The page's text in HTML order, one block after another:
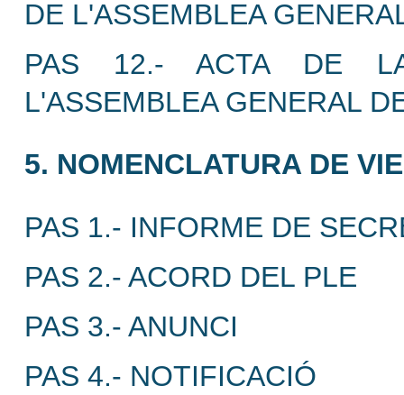
DE L'ASSEMBLEA
PAS 12.- ACTA DE
L'ASSEMBLEA GENERAL
5. NOMENCLATURA DE
PAS 1.- INFORME DE
PAS 2.- ACORD DEL PLE
PAS 3.- ANUNCI
PAS 4.- NOTIFICACIÓ